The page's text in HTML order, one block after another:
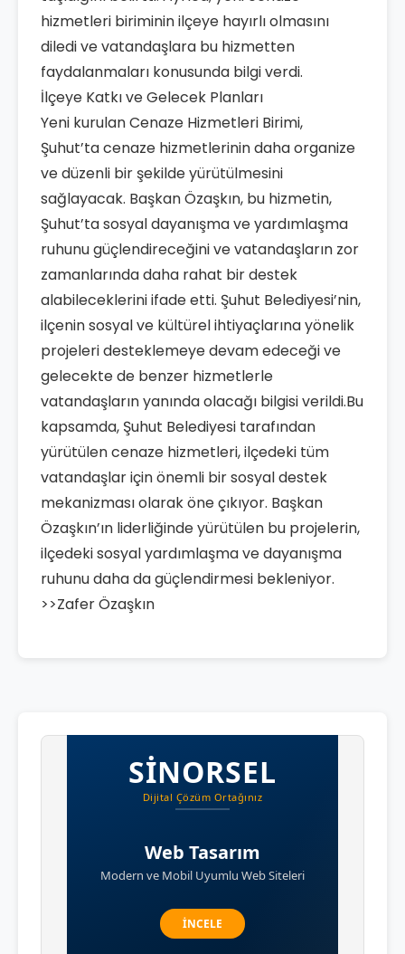
hizmetleri biriminin ilçeye hayırlı olmasını
diledi ve vatandaşlara bu hizmetten
faydalanmaları konusunda bilgi verdi.
İlçeye Katkı ve Gelecek Planları
Yeni kurulan Cenaze Hizmetleri Birimi,
Şuhut’ta cenaze hizmetlerinin daha organize
ve düzenli bir şekilde yürütülmesini
sağlayacak. Başkan Özaşkın, bu hizmetin,
Şuhut’ta sosyal dayanışma ve yardımlaşma
ruhunu güçlendireceğini ve vatandaşların zor
zamanlarında daha rahat bir destek
alabileceklerini ifade etti. Şuhut Belediyesi’nin,
ilçenin sosyal ve kültürel ihtiyaçlarına yönelik
projeleri desteklemeye devam edeceği ve
gelecekte de benzer hizmetlerle
vatandaşların yanında olacağı bilgisi verildi.Bu
kapsamda, Şuhut Belediyesi tarafından
yürütülen cenaze hizmetleri, ilçedeki tüm
vatandaşlar için önemli bir sosyal destek
mekanizması olarak öne çıkıyor. Başkan
Özaşkın’ın liderliğinde yürütülen bu projelerin,
ilçedeki sosyal yardımlaşma ve dayanışma
ruhunu daha da güçlendirmesi bekleniyor.
>>Zafer Özaşkın